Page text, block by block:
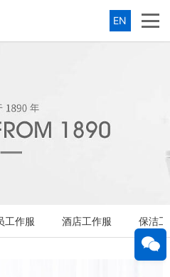
EN
工作服 酒店工作服 保洁